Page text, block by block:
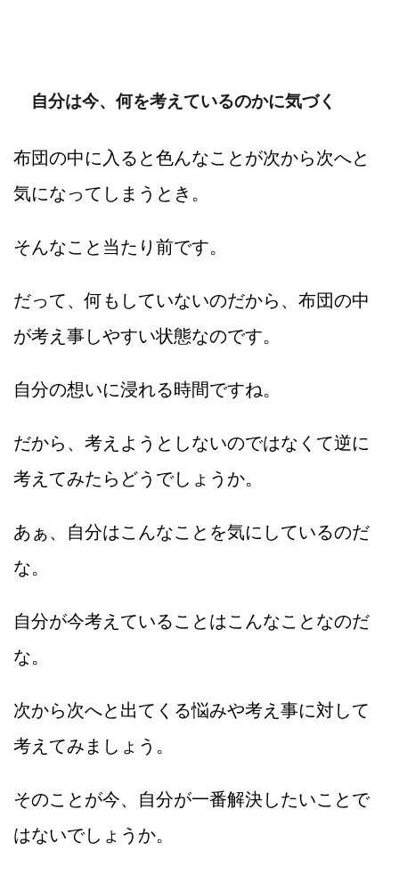
自分は今、何を考えているのかに気づく
布団の中に入ると色んなことが次から次へと
気になってしまうとき。
そんなこと当たり前です。
だって、何もしていないのだから、布団の中
が考え事しやすい状態なのです。
自分の想いに浸れる時間ですね。
だから、考えようとしないのではなくて逆に
考えてみたらどうでしょうか。
あぁ、自分はこんなことを気にしているのだ
な。
自分が今考えていることはこんなことなのだ
な。
次から次へと出てくる悩みや考え事に対して
考えてみましょう。
そのことが今、自分が一番解決したいことで
はないでしょうか。